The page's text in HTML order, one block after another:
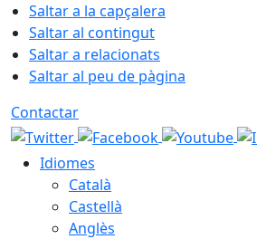
Saltar a la capçalera
Saltar al contingut
Saltar a relacionats
Saltar al peu de pàgina
Contactar
Idiomes
Català
Castellà
Anglès